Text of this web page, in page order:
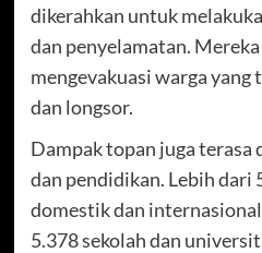
dikerahkan untuk
dan penyelamatan.
mengevakuasi warga
dan longsor.
Dampak topan juga
dan pendidikan. Lebih dari
domestik dan
5.378 sekolah dan